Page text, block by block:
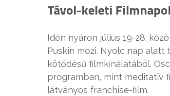
Távol-keleti
Idén nyáron július 19-28.
Puskin mozi. Nyolc nap alatt
kötődésű filmkínálatából.
programban, mint meditatív
látványos franchise-film.